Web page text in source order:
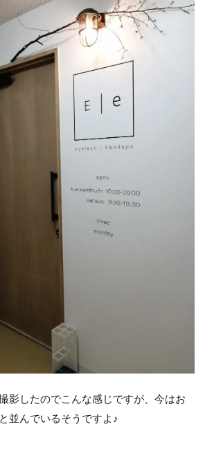
影したのでこんな感じですが、今はお
並んでいるそうですよ♪